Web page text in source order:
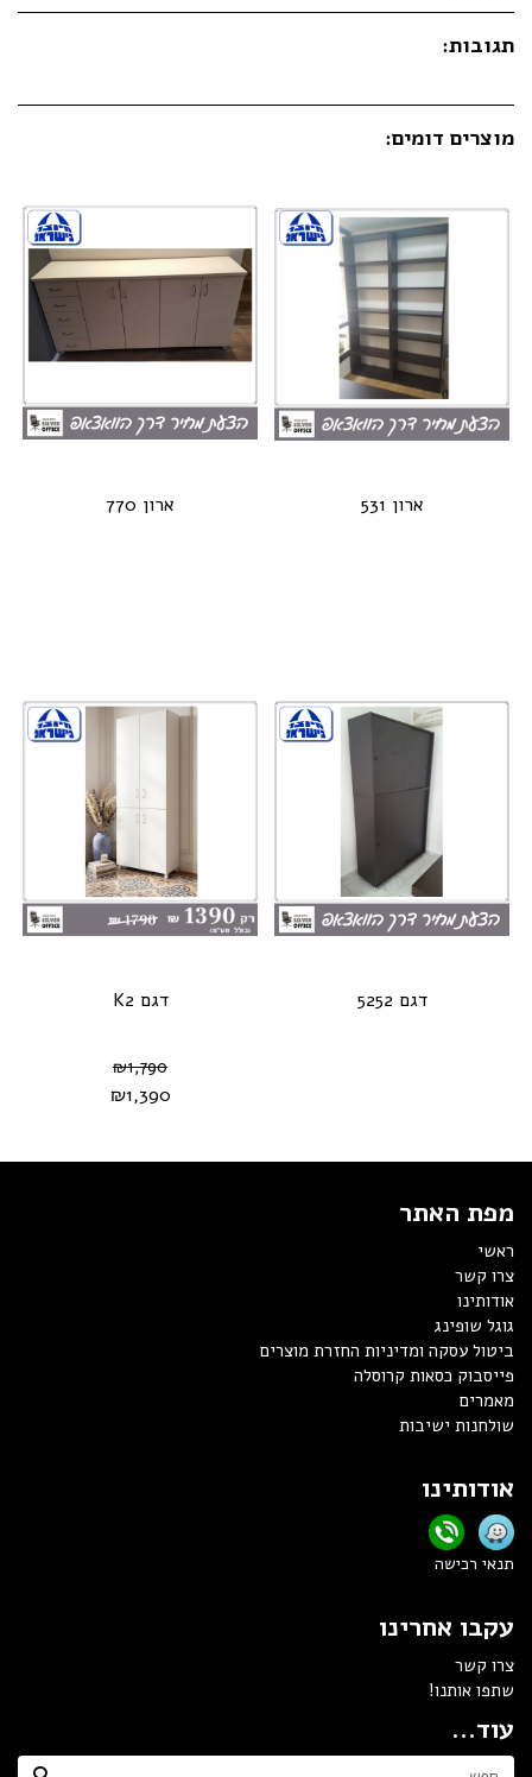
תגובות:
מוצרים דומים:
ארון 531 ארון 770
דגם 5252 דגם K2
₪1,790
₪1,390
מפת האתר
ראשי
צרו קשר
אודותינו
גוגל שופינג
ביטול עסקה ומדיניות החזרת מוצרים
פייסבוק כסאות קרוסלה
מאמרים
שולחנות ישיבות
אודותינו
תנאי רכישה
עקבו אחרינו
צרו קשר
שתפו אותנו!
עוד...